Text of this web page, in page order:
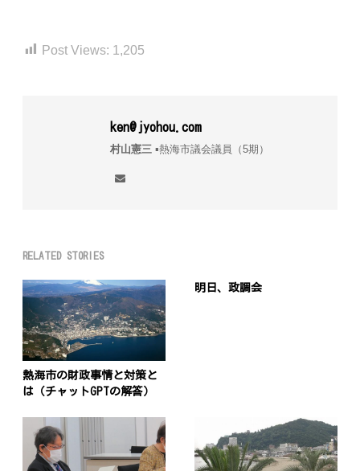
Post Views: 1,205
ken@jyohou.com
村山憲三▪︎熱海市議会議員（5期）
RELATED STORIES
熱海市の財政事情と対策と
は（チャットGPTの解答）
明日、政調会